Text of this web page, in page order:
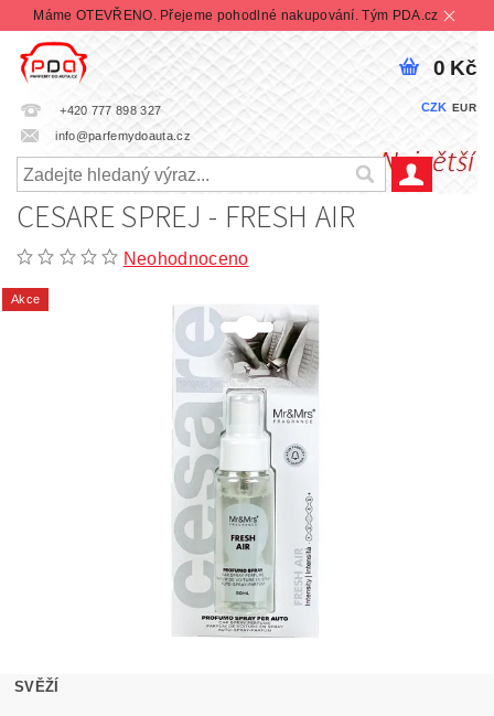
Máme OTEVŘENO. Přejeme pohodlné nakupování. Tým PDA.cz
+420 777 898 327
info@parfemydoauta.cz
CZK EUR
0 Kč
CESARE SPREJ - FRESH AIR
Neohodnoceno
Akce
SVĚŽÍ